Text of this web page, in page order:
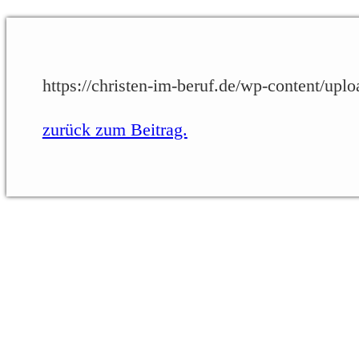
https://christen-im-beruf.de/wp-content/
zurück zum Beitrag.